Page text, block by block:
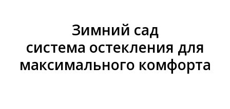
Зимний сад
система остекления для
максимального комфорта